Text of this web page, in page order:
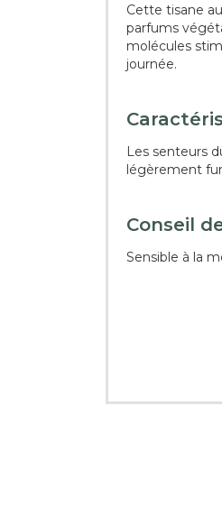
Cette tisane
parfums
molécules
journée.
Les senteurs
légèrement
Conseil
Sensible à la